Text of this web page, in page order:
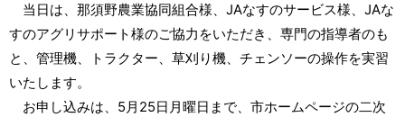
当日は、那須野農業協同組合様、JAなすのサービス様、JAな
すのアグリサポート様のご協力をいただき、専門の指導者のも
と、管理機、トラクター、草刈り機、チェンソーの操作を実習
いたします。
お申し込みは、5月25日月曜日まで、市ホームページの二次